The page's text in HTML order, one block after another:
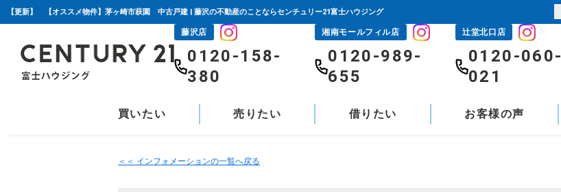
【更新】 【オススメ物件】茅ヶ崎市萩園 中古戸建 | 藤沢の不動産のことならセンチュリー21富士ハウジング
藤沢店
0120-158-
380
湘南モールフィル店
0120-989-
655
辻堂北口店
0120-060-
021
買いたい 売りたい 借りたい お客様の声
＜＜ インフォメーションの一覧へ戻る